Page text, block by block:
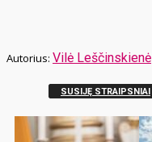
Vilė Leščinskienė
SUSIJĘ STRAIPSNIAI